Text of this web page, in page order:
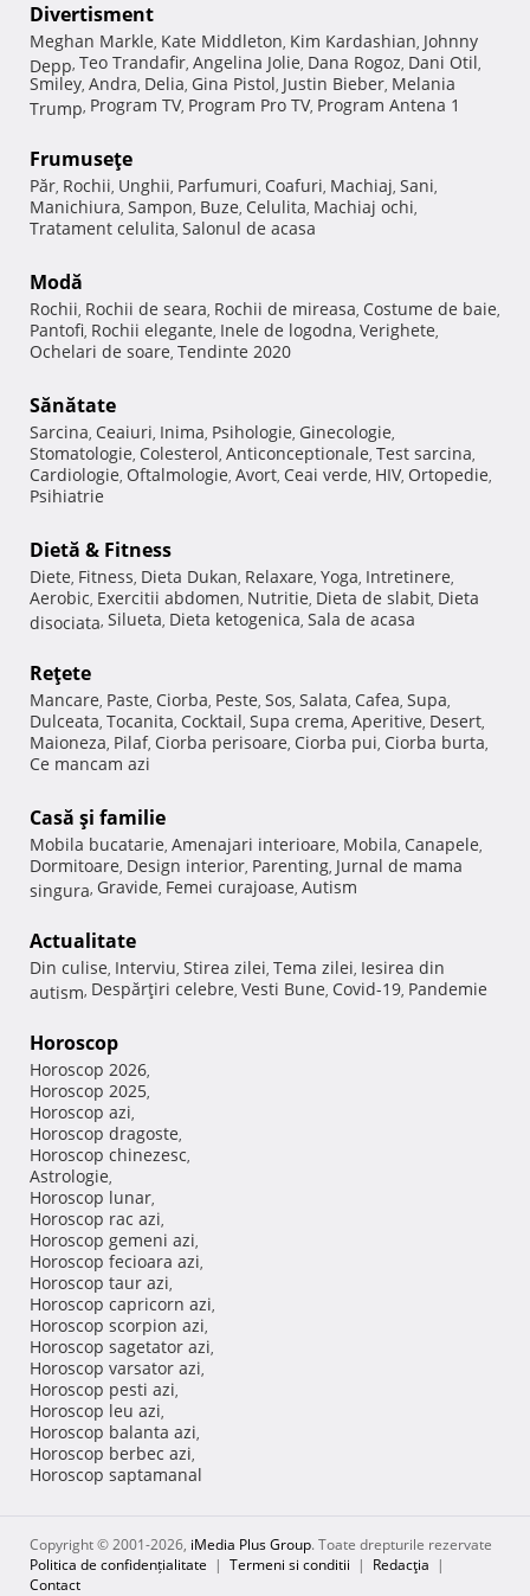
Divertisment
Meghan Markle, Kate Middleton, Kim Kardashian, Johnny
Depp, Teo Trandafir, Angelina Jolie, Dana Rogoz, Dani Otil,
Smiley, Andra, Delia, Gina Pistol, Justin Bieber, Melania
Trump, Program TV, Program Pro TV, Program Antena 1
Frumuseţe
Păr, Rochii, Unghii, Parfumuri, Coafuri, Machiaj, Sani,
Manichiura, Sampon, Buze, Celulita, Machiaj ochi,
Tratament celulita, Salonul de acasa
Modă
Rochii, Rochii de seara, Rochii de mireasa, Costume de baie,
Pantofi, Rochii elegante, Inele de logodna, Verighete,
Ochelari de soare, Tendinte 2020
Sănătate
Sarcina, Ceaiuri, Inima, Psihologie, Ginecologie,
Stomatologie, Colesterol, Anticonceptionale, Test sarcina,
Cardiologie, Oftalmologie, Avort, Ceai verde, HIV, Ortopedie,
Psihiatrie
Dietă & Fitness
Diete, Fitness, Dieta Dukan, Relaxare, Yoga, Intretinere,
Aerobic, Exercitii abdomen, Nutritie, Dieta de slabit, Dieta
disociata, Silueta, Dieta ketogenica, Sala de acasa
Reţete
Mancare, Paste, Ciorba, Peste, Sos, Salata, Cafea, Supa,
Dulceata, Tocanita, Cocktail, Supa crema, Aperitive, Desert,
Maioneza, Pilaf, Ciorba perisoare, Ciorba pui, Ciorba burta,
Ce mancam azi
Casă şi familie
Mobila bucatarie, Amenajari interioare, Mobila, Canapele,
Dormitoare, Design interior, Parenting, Jurnal de mama
singura, Gravide, Femei curajoase, Autism
Actualitate
Din culise, Interviu, Stirea zilei, Tema zilei, Iesirea din
autism, Despărţiri celebre, Vesti Bune, Covid-19, Pandemie
Horoscop
Horoscop 2026,
Horoscop 2025,
Horoscop azi,
Horoscop dragoste,
Horoscop chinezesc,
Astrologie,
Horoscop lunar,
Horoscop rac azi,
Horoscop gemeni azi,
Horoscop fecioara azi,
Horoscop taur azi,
Horoscop capricorn azi,
Horoscop scorpion azi,
Horoscop sagetator azi,
Horoscop varsator azi,
Horoscop pesti azi,
Horoscop leu azi,
Horoscop balanta azi,
Horoscop berbec azi,
Horoscop saptamanal
Copyright © 2001-2026, iMedia Plus Group. Toate drepturile rezervate
Politica de confidențialitate | Termeni si conditii | Redacţia |
Contact